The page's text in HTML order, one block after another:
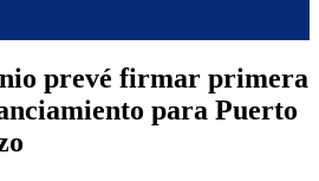
prevé firmar primera
para Puerto